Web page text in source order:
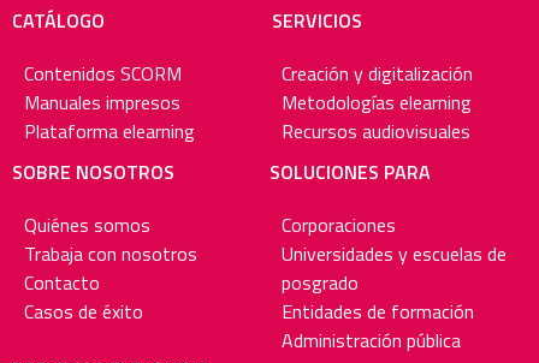
CATÁLOGO
Contenidos SCORM
Manuales impresos
Plataforma elearning
SOBRE NOSOTROS
Quiénes somos
Trabaja con nosotros
Contacto
Casos de éxito
SERVICIOS
Creación y digitalización
Metodologías elearning
Recursos audiovisuales
SOLUCIONES PARA
Corporaciones
Universidades y escuelas de
posgrado
Entidades de formación
Administración pública